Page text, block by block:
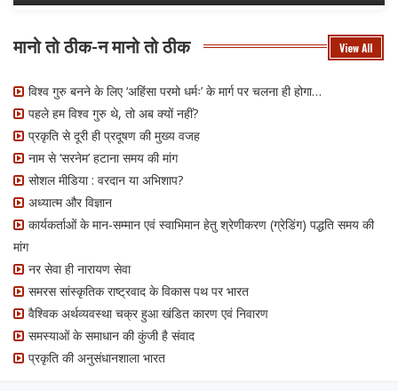
मानो तो ठीक-न मानो तो ठीक View All
विश्व गुरु बनने के लिए ‘अहिंसा परमो धर्मः’ के मार्ग पर चलना ही होगा…
पहले हम विश्व गुरु थे, तो अब क्यों नहीं?
प्रकृति से दूरी ही प्रदूषण की मुख्य वजह
नाम से ‘सरनेम’ हटाना समय की मांग
सोशल मीडिया : वरदान या अभिशाप?
अध्यात्म और विज्ञान
कार्यकर्ताओं के मान-सम्मान एवं स्वाभिमान हेतु श्रेणीकरण (ग्रेडिंग) पद्धति समय की
मांग
नर सेवा ही नारायण सेवा
समरस सांस्कृतिक राष्ट्रवाद के विकास पथ पर भारत
वैश्विक अर्थव्यवस्था चक्र हुआ खंडित कारण एवं निवारण
समस्याओं के समाधान की कुंजी है संवाद
प्रकृति की अनुसंधानशाला भारत